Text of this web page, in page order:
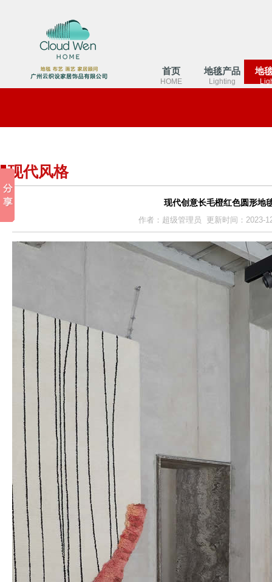
首页
HOME
地毯产品
Lighting
地
现代风格
现代创意长毛橙红色圆形地
作者：超级管理员 更新时间：2023-